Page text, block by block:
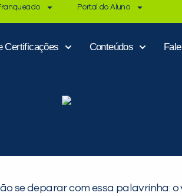
Portal do Aluno
Certificações Conteúdos
se deparar com essa palavrinha: